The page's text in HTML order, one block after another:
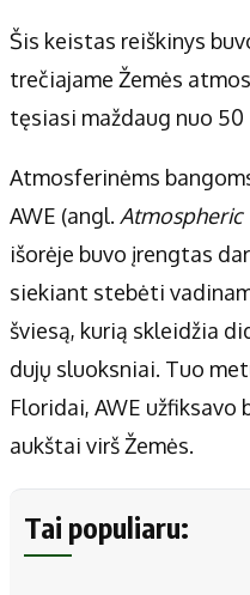
Šis keistas reiškinys
trečiajame Žemės
tęsiasi maždaug nuo
Atmosferinėms
AWE (angl. Atmospheric
išorėje buvo įrengtas
siekiant stebėti
šviesą, kurią skleidžia
dujų sluoksniai. Tuo
Floridai, AWE užfiksavo
aukštai virš Žemės.
Tai populiaru: